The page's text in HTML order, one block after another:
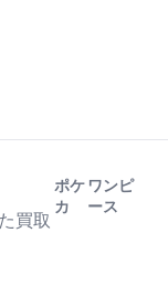
買取
ポケ
カ
ワンピ
ース